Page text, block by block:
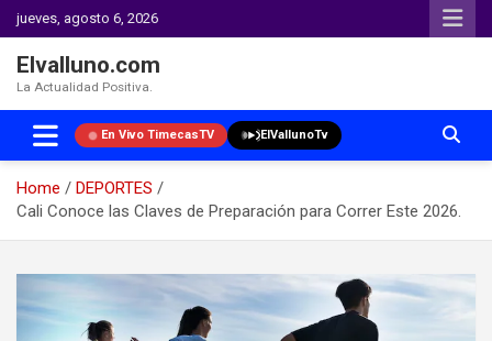
jueves, agosto 6, 2026
Elvalluno.com
La Actualidad Positiva.
En Vivo TimecasTV ElVallunoTv
Home
DEPORTES
Cali Conoce las Claves de Preparación para Correr Este 2026.